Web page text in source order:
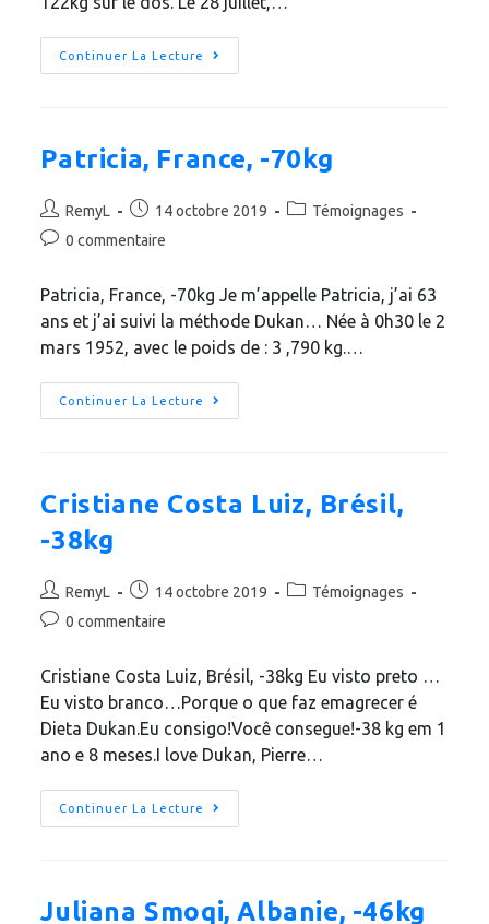
Continuer La Lecture
Patricia, France, -70kg
RemyL 14 octobre 2019
Témoignages
0 commentaire
Patricia, France, -70kg Je m’appelle Patricia, j’ai 63
ans et j’ai suivi la méthode Dukan… Née à 0h30 le 2
mars 1952, avec le poids de : 3 ,790 kg.…
Continuer La Lecture
Cristiane Costa Luiz, Brésil,
-38kg
RemyL 14 octobre 2019
Témoignages
0 commentaire
Cristiane Costa Luiz, Brésil, -38kg Eu visto preto …
Eu visto branco…Porque o que faz emagrecer é
Dieta Dukan.Eu consigo!Você consegue!-38 kg em 1
ano e 8 meses.I love Dukan, Pierre…
Continuer La Lecture
Juliana Smoqi‎, Albanie, -46kg